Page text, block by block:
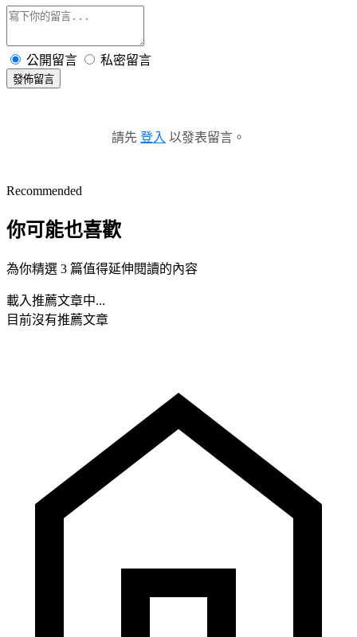
公開留言 私密留言
發佈留言
請先 登入 以發表留言。
Recommended
你可能也喜歡
為你精選 3 篇值得延伸閱讀的內容
載入推薦文章中...
目前沒有推薦文章